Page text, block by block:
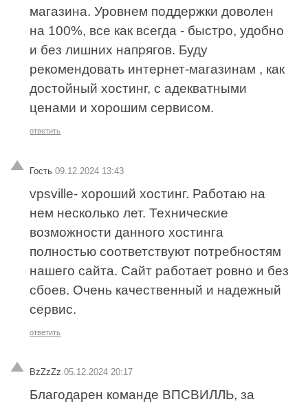
магазина. Уровнем поддержки доволен
на 100%, все как всегда - быстро, удобно
и без лишних напрягов. Буду
рекомендовать интернет-магазинам , как
достойный хостинг, с адекватными
ценами и хорошим сервисом.
ответить
Гость 09.12.2024 13:43
vpsville- хороший хостинг. Работаю на
нем несколько лет. Технические
возможности данного хостинга
полностью соответствуют потребностям
нашего сайта. Сайт работает ровно и без
сбоев. Очень качественный и надежный
сервис.
ответить
BzZzZz 05.12.2024 20:17
Благодарен команде ВПСВИЛЛЬ, за